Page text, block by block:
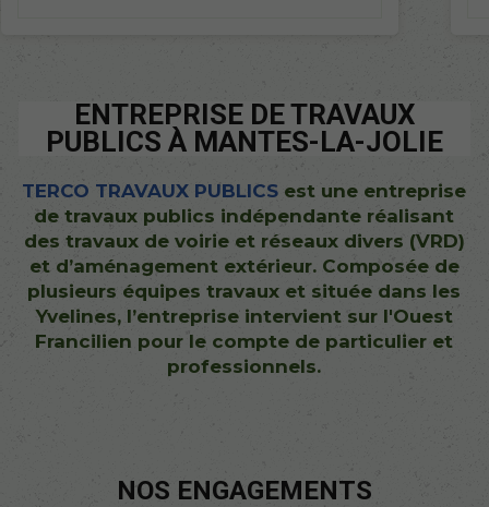
ENTREPRISE DE TRAVAUX
PUBLICS À MANTES-LA-JOLIE
TERCO TRAVAUX PUBLICS est une entreprise
de travaux publics indépendante réalisant
des travaux de voirie et réseaux divers (VRD)
et d’aménagement extérieur. Composée de
plusieurs équipes travaux et située dans les
Yvelines, l’entreprise intervient sur l'Ouest
Francilien pour le compte de particulier et
professionnels.
NOS ENGAGEMENTS